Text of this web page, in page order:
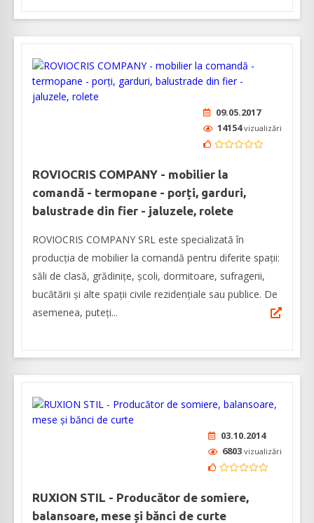
09.05.2017
14154vizualizări
ROVIOCRIS COMPANY - mobilier la
comandă - termopane - porți, garduri,
balustrade din fier - jaluzele, rolete
ROVIOCRIS COMPANY SRL este specializată în
producția de mobilier la comandă pentru diferite spații:
săli de clasă, grădinițe, școli, dormitoare, sufragerii,
bucătării și alte spații civile rezidențiale sau publice. De
asemenea, puteți...
03.10.2014
6803 vizualizări
RUXION STIL - Producător de somiere,
balansoare, mese și bănci de curte